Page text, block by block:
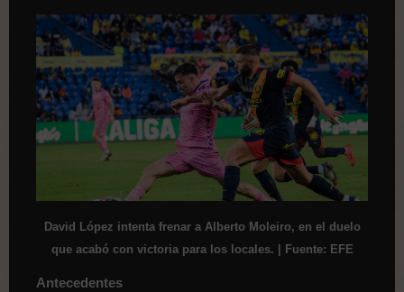
David López intenta frenar a Alberto Moleiro, en el duelo
que acabó con victoria para los locales. | Fuente: EFE
Antecedentes